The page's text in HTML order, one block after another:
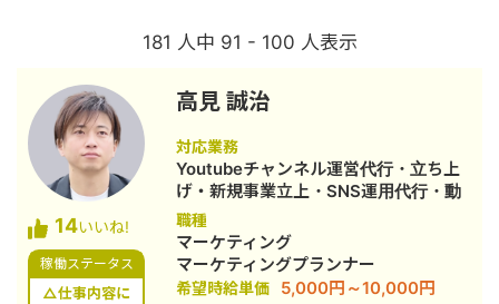
181 人中 91 - 100 人表示
14いいね!
稼働ステータス
△仕事内容に
高見 誠治
対応業務
Youtubeチャンネル運営代行・立ち上
げ・新規事業立上・SNS運用代行・動
画制作・動画編集
職種
マーケティング
マーケティングプランナー
希望時給単価 5,000円～10,000円